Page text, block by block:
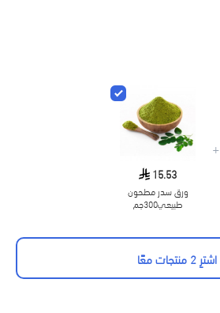
+
15.53
ورق سدر مطحون
طبيعي300جم
اشترِ 2 منتجات معًا